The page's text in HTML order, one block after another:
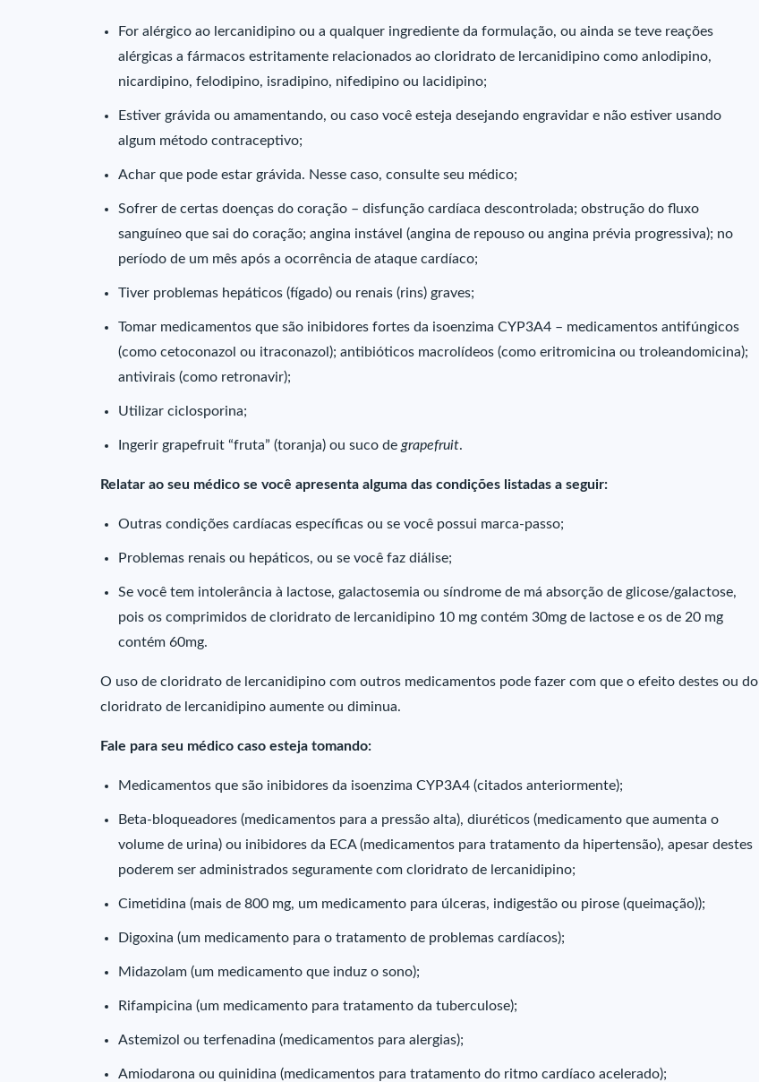
For alérgico ao lercanidipino ou a qualquer ingrediente da formulação, ou ainda se teve reações
alérgicas a fármacos estritamente relacionados ao cloridrato de lercanidipino como anlodipino,
nicardipino, felodipino, isradipino, nifedipino ou lacidipino;
Estiver grávida ou amamentando, ou caso você esteja desejando engravidar e não estiver usando
algum método contraceptivo;
Achar que pode estar grávida. Nesse caso, consulte seu médico;
Sofrer de certas doenças do coração – disfunção cardíaca descontrolada; obstrução do fluxo
sanguíneo que sai do coração; angina instável (angina de repouso ou angina prévia progressiva); no
período de um mês após a ocorrência de ataque cardíaco;
Tiver problemas hepáticos (fígado) ou renais (rins) graves;
Tomar medicamentos que são inibidores fortes da isoenzima CYP3A4 – medicamentos antifúngicos
(como cetoconazol ou itraconazol); antibióticos macrolídeos (como eritromicina ou troleandomicina);
antivirais (como retronavir);
Utilizar ciclosporina;
Ingerir grapefruit “fruta” (toranja) ou suco de grapefruit.
Relatar ao seu médico se você apresenta alguma das condições listadas a seguir:
Outras condições cardíacas específicas ou se você possui marca-passo;
Problemas renais ou hepáticos, ou se você faz diálise;
Se você tem intolerância à lactose, galactosemia ou síndrome de má absorção de glicose/galactose,
pois os comprimidos de cloridrato de lercanidipino 10 mg contém 30mg de lactose e os de 20 mg
contém 60mg.
O uso de cloridrato de lercanidipino com outros medicamentos pode fazer com que o efeito destes ou do
cloridrato de lercanidipino aumente ou diminua.
Fale para seu médico caso esteja tomando:
Medicamentos que são inibidores da isoenzima CYP3A4 (citados anteriormente);
Beta-bloqueadores (medicamentos para a pressão alta), diuréticos (medicamento que aumenta o
volume de urina) ou inibidores da ECA (medicamentos para tratamento da hipertensão), apesar destes
poderem ser administrados seguramente com cloridrato de lercanidipino;
Cimetidina (mais de 800 mg, um medicamento para úlceras, indigestão ou pirose (queimação));
Digoxina (um medicamento para o tratamento de problemas cardíacos);
Midazolam (um medicamento que induz o sono);
Rifampicina (um medicamento para tratamento da tuberculose);
Astemizol ou terfenadina (medicamentos para alergias);
Amiodarona ou quinidina (medicamentos para tratamento do ritmo cardíaco acelerado);